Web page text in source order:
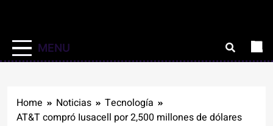
MENU
Home Noticias
Tecnología
AT&T compró Iusacell por 2,500 millones de dólares